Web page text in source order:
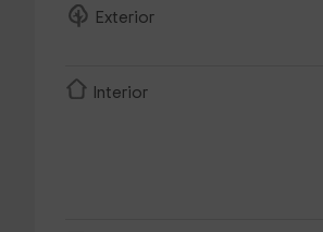
Exterior
Interior